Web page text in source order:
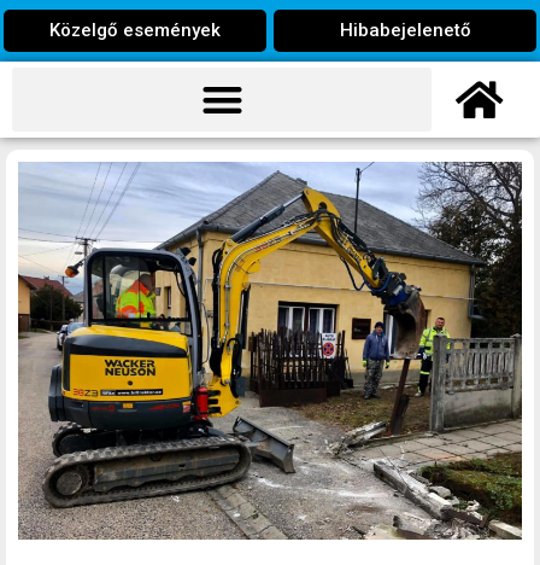
Közelgő események Hibabejelenető